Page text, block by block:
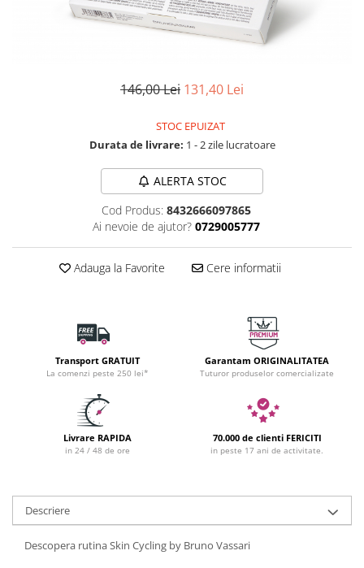
Fard de ochi
Pigmenti minerali
Gel pentru sprancene
Palete Contouring
Pensule Profesionale
146,00 Lei 131,40 Lei
STOC EPUIZAT
Durata de livrare: 1 - 2 zile lucratoare
ALERTA STOC
Cod Produs: 8432666097865
Ai nevoie de ajutor? 0729005777
Adauga la Favorite Cere informatii
Transport GRATUIT
La comenzi peste 250 lei*
Garantam ORIGINALITATEA
Tuturor produselor comercializate
Livrare RAPIDA
in 24 / 48 de ore
70.000 de clienti FERICITI
in peste 17 ani de activitate.
Descriere
Descopera rutina Skin Cycling by Bruno Vassari